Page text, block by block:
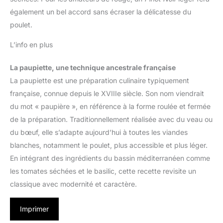
également un bel accord sans écraser la délicatesse du
poulet.
L’info en plus
La paupiette, une technique ancestrale française
La paupiette est une préparation culinaire typiquement
française, connue depuis le XVIIIe siècle. Son nom viendrait
du mot « paupière », en référence à la forme roulée et fermée
de la préparation. Traditionnellement réalisée avec du veau ou
du bœuf, elle s’adapte aujourd’hui à toutes les viandes
blanches, notamment le poulet, plus accessible et plus léger.
En intégrant des ingrédients du bassin méditerranéen comme
les tomates séchées et le basilic, cette recette revisite un
classique avec modernité et caractère.
Imprimer